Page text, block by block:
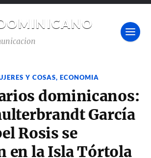
Y COSAS,ECONOMIA
dominicanos:
García
Rosis se
en la Isla Tórtola